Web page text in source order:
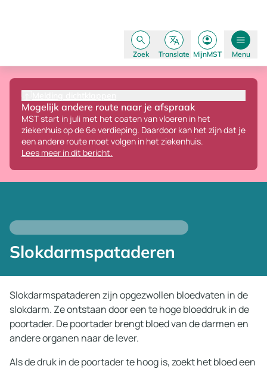
Zoek Translate MijnMST Menu
Mogelijk andere route naar je afspraak
MST start in juli met het coaten van vloeren in het
ziekenhuis op de 6e verdieping. Daardoor kan het zijn dat je
een andere route moet volgen in het ziekenhuis.
Lees meer in dit bericht.
Slokdarmspataderen
Slokdarmspataderen zijn opgezwollen bloedvaten in de
slokdarm. Ze ontstaan door een te hoge bloeddruk in de
poortader. De poortader brengt bloed van de darmen en
andere organen naar de lever.
Als de druk in de poortader te hoog is, zoekt het bloed een